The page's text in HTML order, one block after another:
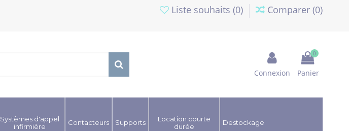
Liste souhaits (0) Comparer (0)
Connexion
0
Panier
Systèmes d'appel
infirmière
Contacteurs Supports
Location courte
durée
Destockage